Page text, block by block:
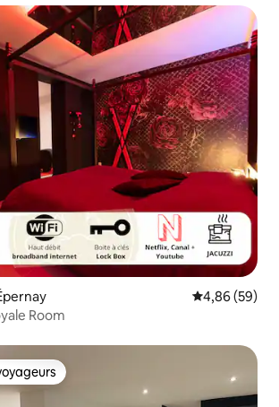
Évaluation
4,86 (59)
Room